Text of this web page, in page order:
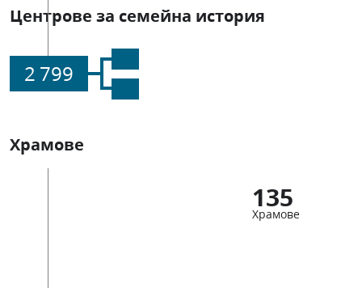
Центрове за семейна история
2 799
Храмове
135
Храмове